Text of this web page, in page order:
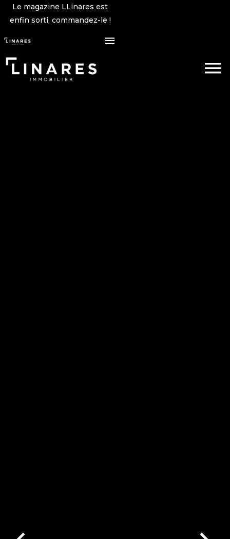
Le magazine LLinares est
enfin sorti, commandez-le !